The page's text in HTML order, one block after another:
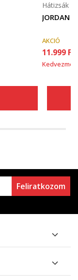
JORDAN
Hátizsák
AKCIÓ
11.999 Ft
Feliratkozom